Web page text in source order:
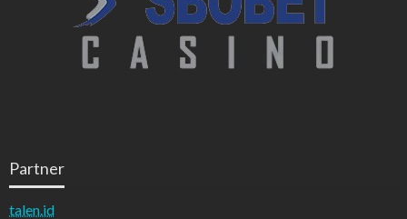
Partner
talen.id